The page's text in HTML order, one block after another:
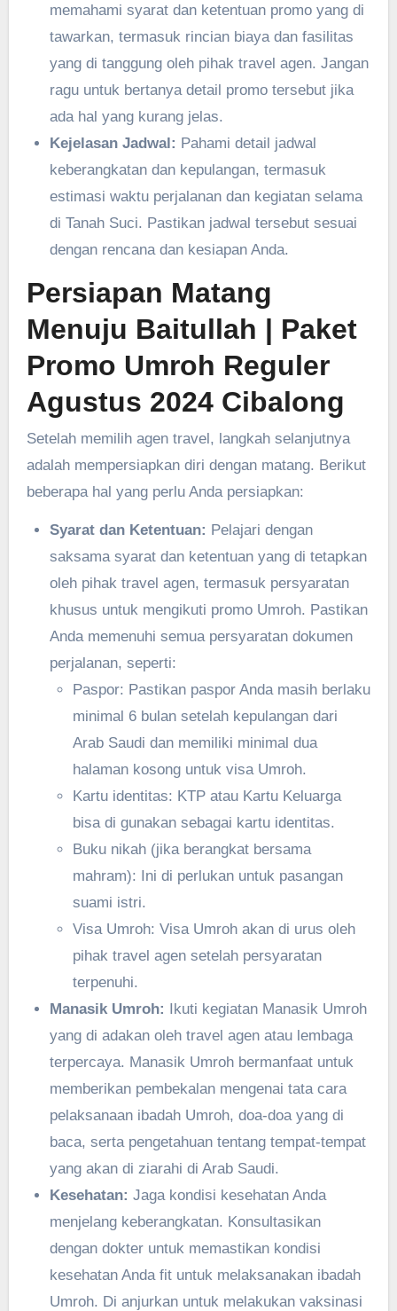
memahami syarat dan ketentuan promo yang di
tawarkan, termasuk rincian biaya dan fasilitas
yang di tanggung oleh pihak travel agen. Jangan
ragu untuk bertanya detail promo tersebut jika
ada hal yang kurang jelas.
Kejelasan Jadwal: Pahami detail jadwal
keberangkatan dan kepulangan, termasuk
estimasi waktu perjalanan dan kegiatan selama
di Tanah Suci. Pastikan jadwal tersebut sesuai
dengan rencana dan kesiapan Anda.
Persiapan Matang
Menuju Baitullah | Paket
Promo Umroh Reguler
Agustus 2024 ‎Cibalong
Setelah memilih agen travel, langkah selanjutnya
adalah mempersiapkan diri dengan matang. Berikut
beberapa hal yang perlu Anda persiapkan:
Syarat dan Ketentuan: Pelajari dengan
saksama syarat dan ketentuan yang di tetapkan
oleh pihak travel agen, termasuk persyaratan
khusus untuk mengikuti promo Umroh. Pastikan
Anda memenuhi semua persyaratan dokumen
perjalanan, seperti:
Paspor: Pastikan paspor Anda masih berlaku
minimal 6 bulan setelah kepulangan dari
Arab Saudi dan memiliki minimal dua
halaman kosong untuk visa Umroh.
Kartu identitas: KTP atau Kartu Keluarga
bisa di gunakan sebagai kartu identitas.
Buku nikah (jika berangkat bersama
mahram): Ini di perlukan untuk pasangan
suami istri.
Visa Umroh: Visa Umroh akan di urus oleh
pihak travel agen setelah persyaratan
terpenuhi.
Manasik Umroh: Ikuti kegiatan Manasik Umroh
yang di adakan oleh travel agen atau lembaga
terpercaya. Manasik Umroh bermanfaat untuk
memberikan pembekalan mengenai tata cara
pelaksanaan ibadah Umroh, doa-doa yang di
baca, serta pengetahuan tentang tempat-tempat
yang akan di ziarahi di Arab Saudi.
Kesehatan: Jaga kondisi kesehatan Anda
menjelang keberangkatan. Konsultasikan
dengan dokter untuk memastikan kondisi
kesehatan Anda fit untuk melaksanakan ibadah
Umroh. Di anjurkan untuk melakukan vaksinasi